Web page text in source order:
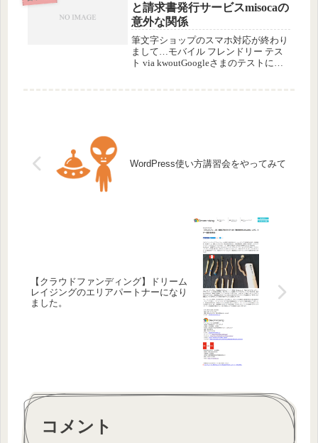
と請求書発行サービスmisocaの
意外な関係
筆文字ショップのスマホ対応が終わり
まして…モバイル フレンドリー テス
ト via kwoutGoogleさまのテストにも
WordPress使い方講習会をやってみて
【クラウドファンディング】ドリーム
レイジングのエリアパートナーになり
ました。
コメント